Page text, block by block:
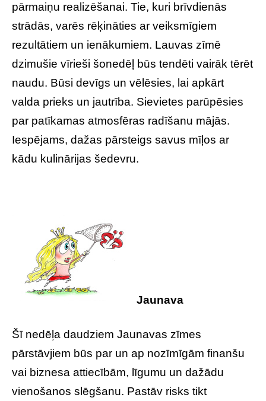
pārmaiņu realizēšanai. Tie, kuri brīvdienās
strādās, varēs rēķināties ar veiksmīgiem
rezultātiem un ienākumiem. Lauvas zīmē
dzimušie vīrieši šonedēļ būs tendēti vairāk tērēt
naudu. Būsi devīgs un vēlēsies, lai apkārt
valda prieks un jautrība. Sievietes parūpēsies
par patīkamas atmosfēras radīšanu mājās.
Iespējams, dažas pārsteigs savus mīļos ar
kādu kulinārijas šedevru.
Jaunava
Šī nedēļa daudziem Jaunavas zīmes
pārstāvjiem būs par un ap nozīmīgām finanšu
vai biznesa attiecībām, līgumu un dažādu
vienošanos slēgšanu. Pastāv risks tikt